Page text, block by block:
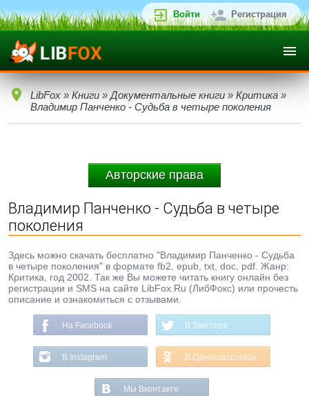
Войти Регистрация
LibFox » Книги » Документальные книги » Критика »
Владимир Панченко - Судьба в четыре поколения
Авторские права
Владимир Панченко - Судьба в четыре
поколения
Здесь можно скачать бесплатно "Владимир Панченко - Судьба
в четыре поколения" в формате fb2, epub, txt, doc, pdf. Жанр:
Критика, год 2002. Так же Вы можете читать книгу онлайн без
регистрации и SMS на сайте LibFox.Ru (ЛибФокс) или прочесть
описание и ознакомиться с отзывами.
На Facebook В Твиттере
В Instagram В Одноклассниках
Мы Вконтакте